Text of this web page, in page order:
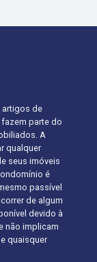
artigos de
parte do
A
qualquer
seus imóveis
é
passível
de algum
devido à
não implicam
quaisquer